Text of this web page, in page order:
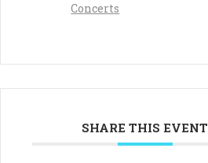
Concerts
SHARE THIS EVENT